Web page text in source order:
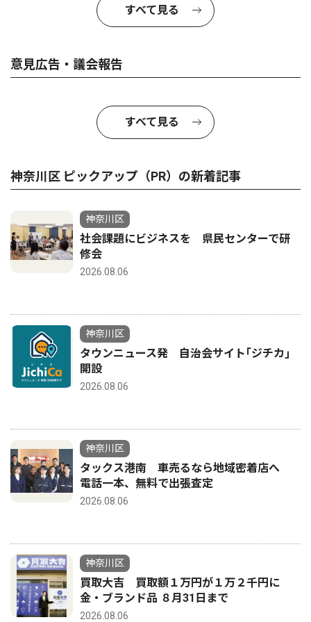
すべて見る
意見広告・議会報告
すべて見る
神奈川区 ピックアップ（PR）の新着記事
神奈川区
社会課題にビジネスを 県民センターで研
修会
2026.08.06
神奈川区
タウンニュース発 自治会サイト｢ジチカ｣
開設
2026.08.06
神奈川区
タックス港南 車売るなら地域密着店へ
電話一本、無料で出張査定
2026.08.06
神奈川区
買取大吉 買取額１万円が１万２千円に
金・ブランド品 ８月31日まで
2026.08.06